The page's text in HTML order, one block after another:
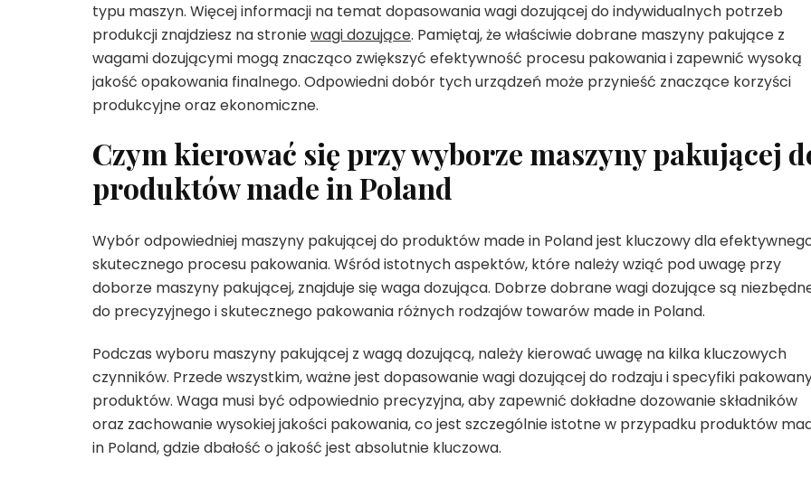
typu maszyn. Więcej informacji na temat dopasowania wagi dozującej do indywidualnych potrzeb
produkcji znajdziesz na stroniewagi dozujące. Pamiętaj, że właściwie dobrane maszyny pakujące z
wagami dozującymi mogą znacząco zwiększyć efektywność procesu pakowania i zapewnić wysoką
jakość opakowania finalnego. Odpowiedni dobór tych urządzeń może przynieść znaczące korzyści
produkcyjne oraz ekonomiczne.
Czym kierować się przy wyborze maszyny pakującej
produktów made in Poland
Wybór odpowiedniej maszyny pakującej do produktów made in Poland jest kluczowy dla
skutecznego procesu pakowania. Wśród istotnych aspektów, które należy wziąć pod uwagę przy
doborze maszyny pakującej, znajduje się waga dozująca. Dobrze dobrane wagi dozujące są
do precyzyjnego i skutecznego pakowania różnych rodzajów towarów made in Poland.
Podczas wyboru maszyny pakującej z wagą dozującą, należy kierować uwagę na kilka kluczowych
czynników. Przede wszystkim, ważne jest dopasowanie wagi dozującej do rodzaju i specyfiki
produktów. Waga musi być odpowiednio precyzyjna, aby zapewnić dokładne dozowanie składników
oraz zachowanie wysokiej jakości pakowania, co jest szczególnie istotne w przypadku produktów
in Poland, gdzie dbałość o jakość jest absolutnie kluczowa.